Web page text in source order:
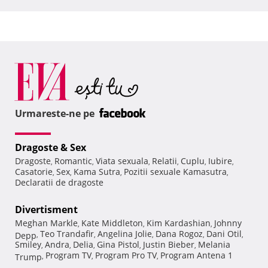
Urmareste-ne pe
Dragoste & Sex
Dragoste, Romantic, Viata sexuala, Relatii, Cuplu, Iubire,
Casatorie, Sex, Kama Sutra, Pozitii sexuale Kamasutra,
Declaratii de dragoste
Divertisment
Meghan Markle, Kate Middleton, Kim Kardashian, Johnny
Depp, Teo Trandafir, Angelina Jolie, Dana Rogoz, Dani Otil,
Smiley, Andra, Delia, Gina Pistol, Justin Bieber, Melania
Trump, Program TV, Program Pro TV, Program Antena 1